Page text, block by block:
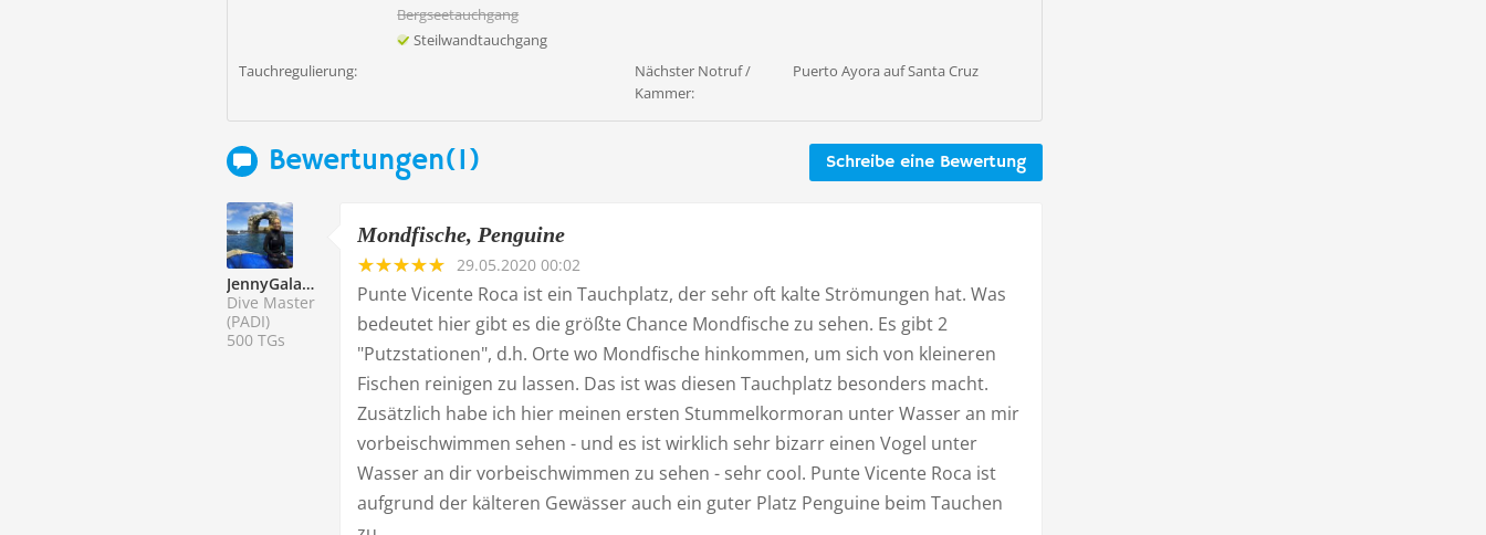
Bergseetauchgang
Steilwandtauchgang
Tauchregulierung:
Nächster Notruf /
Kammer:
Puerto Ayora auf Santa Cruz
Schreibe eine Bewertung
Bewertungen(1)
JennyGalapagos
Dive Master
(PADI)
500 TGs
Mondfische, Penguine
29.05.2020 00:02
Punte Vicente Roca ist ein Tauchplatz, der sehr oft kalte Strömungen hat. Was
bedeutet hier gibt es die größte Chance Mondfische zu sehen. Es gibt 2
"Putzstationen", d.h. Orte wo Mondfische hinkommen, um sich von kleineren
Fischen reinigen zu lassen. Das ist was diesen Tauchplatz besonders macht.
Zusätzlich habe ich hier meinen ersten Stummelkormoran unter Wasser an mir
vorbeischwimmen sehen - und es ist wirklich sehr bizarr einen Vogel unter
Wasser an dir vorbeischwimmen zu sehen - sehr cool. Punte Vicente Roca ist
aufgrund der kälteren Gewässer auch ein guter Platz Penguine beim Tauchen